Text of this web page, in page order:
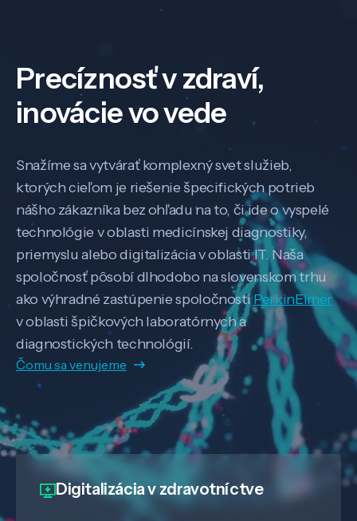
Precíznosť v zdraví,
inovácie vo vede
Snažíme sa vytvárať komplexný svet služieb,
ktorých cieľom je riešenie špecifických potrieb
nášho zákazníka bez ohľadu na to, či ide o vyspelé
technológie v oblasti medicínskej diagnostiky,
priemyslu alebo digitalizácia v oblasti IT. Naša
spoločnosť pôsobí dlhodobo na slovenskom trhu
ako výhradné zastúpenie spoločnostiPerkinElmer
v oblasti špičkových laboratórnych a
diagnostických technológií.
Čomu sa venujeme
Digitalizáciav zdravotníctve